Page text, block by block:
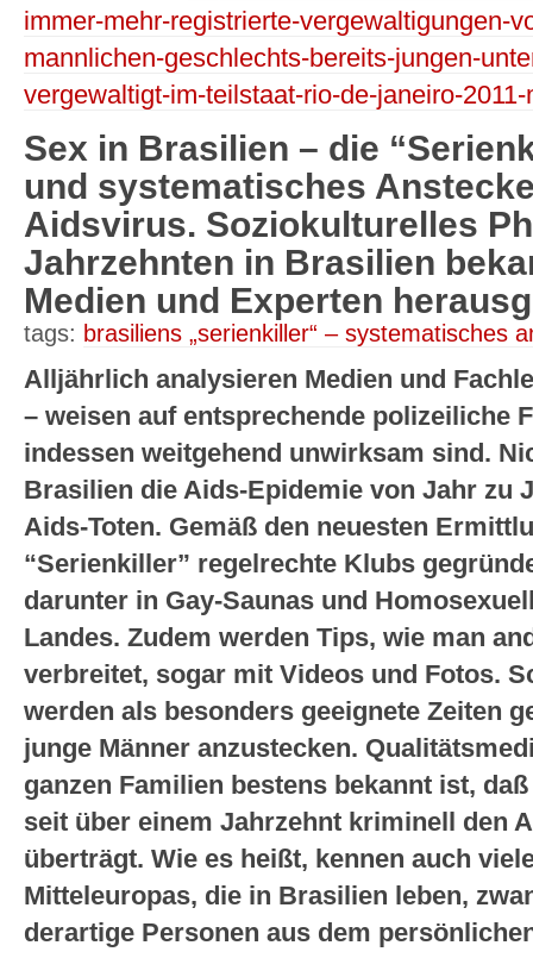
immer-mehr-registrierte-vergewaltigungen-
mannlichen-geschlechts-bereits-jungen-
vergewaltigt-im-teilstaat-rio-de-janeiro-
Sex in Brasilien – die
und systematisches
Aidsvirus. Soziokulturelles
Jahrzehnten in Brasilien
Medien und Experten
tags: brasiliens „serienkiller“ – systematisches
Alljährlich analysieren Medien und
– weisen auf entsprechende polizeiliche
indessen weitgehend unwirksam sind.
Brasilien die Aids-Epidemie von Jahr zu
Aids-Toten. Gemäß den neuesten
“Serienkiller” regelrechte Klubs
darunter in Gay-Saunas und
Landes. Zudem werden Tips, wie man
verbreitet, sogar mit Videos und Fotos.
werden als besonders geeignete Zeiten
junge Männer anzustecken.
ganzen Familien bestens bekannt ist,
seit über einem Jahrzehnt kriminell den
überträgt. Wie es heißt, kennen auch
Mitteleuropas, die in Brasilien leben,
derartige Personen aus dem